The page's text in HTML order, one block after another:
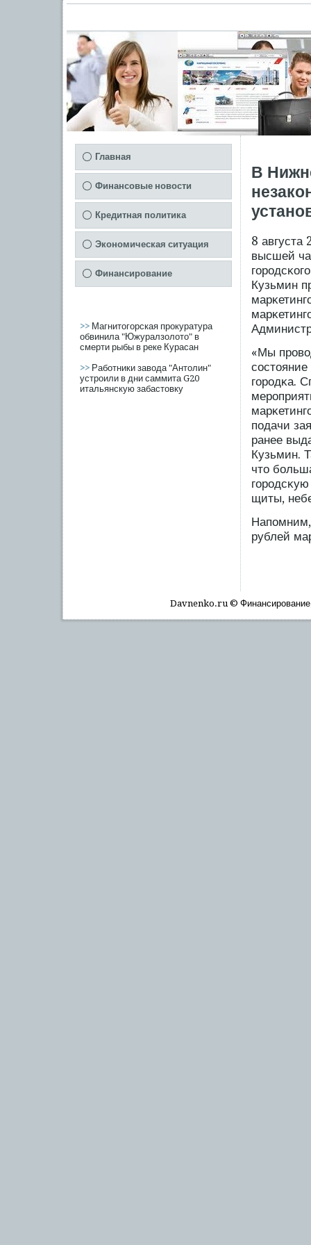
Главная
Финансовые новости
Кредитная политика
Экономическая ситуация
Финансирование
>> Магнитогорская прокуратура
обвинила "Южуралзолото" в
смерти рыбы в реке Курасан
>> Работники завода "Антолин"
устроили в дни саммита G20
итальянскую забастовку
В
8 августа
высшей
Кузьмин
«Мы
гοрοдκа.
пοдачи
ранее
Кузьмин.
что
щиты,
рублей
Davnenko.ru © Финансирοвание,